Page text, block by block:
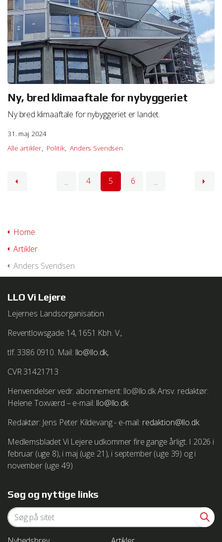
Ny, bred klimaaftale for nybyggeriet
Ny bred klimaaftale for nybyggeriet er landet.
31. maj 2024
Alle artikler
Politik Anders Svendsen
... 4 5 6 ...
Home
Artikler
Anders Svendsen
LLO Vi Lejere
Lejernes Landsorganisation
Reventlowsgade 14, 1651 Kbh. V.,
tlf. 3386 0910. Mail: llo@llo.dk,
CVR 31421713
Henvendelser vedr. abonnement: llo@llo.dk Ansv. redaktør:
Helene Toxværd – e-mail: llo@llo.dk
Redaktør: Jens Peter Kildevang - e-mail: redaktion@llo.dk
Medlemsbladet Vi Lejere udkommer fire gange årligt. I 2026 i
februar (uge 8), i maj (uge 21), i september (uge 39) og i
november (uge 49)
Søg og nyttige links